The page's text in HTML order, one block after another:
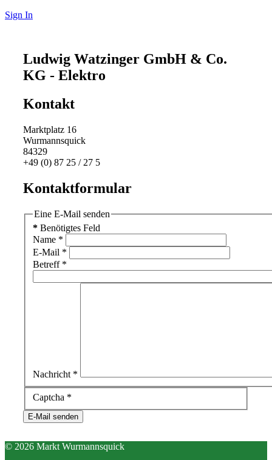
Sign In
Ludwig Watzinger GmbH & Co.
KG - Elektro
Kontakt
Marktplatz 16
Wurmannsquick
84329
+49 (0) 87 25 / 27 5
Kontaktformular
Eine E-Mail senden
* Benötigtes Feld
Name *
E-Mail *
Betreff*
Nachricht *
Captcha *
E-Mail senden
© 2026 Markt Wurmannsquick